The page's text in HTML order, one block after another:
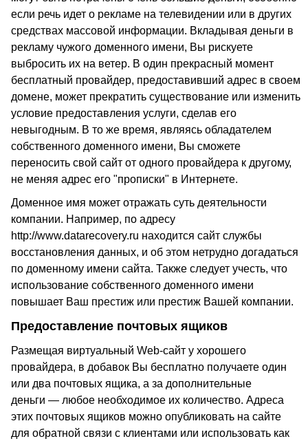
если речь идет о рекламе на телевидении или в других
средствах массовой информации. Вкладывая деньги в
рекламу чужого доменного имени, Вы рискуете
выбросить их на ветер. В один прекрасный момент
бесплатный провайдер, предоставивший адрес в своем
домене, может прекратить существование или изменить
условие предоставления услуги, сделав его
невыгодным. В то же время, являясь обладателем
собственного доменного имени, Вы сможете
переносить свой сайт от одного провайдера к другому,
не меняя адрес его "прописки" в Интернете.
Доменное имя может отражать суть деятельности
компании. Например, по адресу
http://www.datarecovery.ru находится сайт службы
восстановления данных, и об этом нетрудно догадаться
по доменному имени сайта. Также следует учесть, что
использование собственного доменного имени
повышает Ваш престиж или престиж Вашей компании.
Предоставление почтовых ящиков
Размещая виртуальный Web-сайт у хорошего
провайдера, в добавок Вы бесплатно получаете один
или два почтовых ящика, а за дополнительные
деньги — любое необходимое их количество. Адреса
этих почтовых ящиков можно опубликовать на сайте
для обратной связи с клиентами или использовать как